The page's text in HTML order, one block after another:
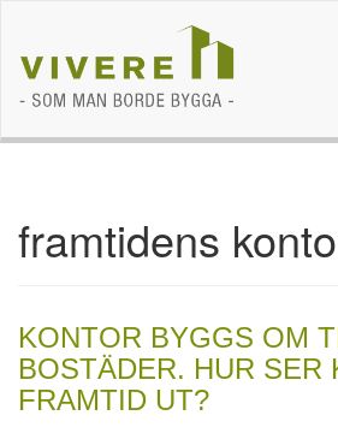
framtidens
KONTOR BYGGS OM
BOSTÄDER. HUR SER
FRAMTID UT?